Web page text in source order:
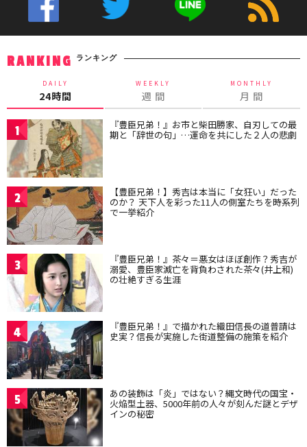
RANKING ランキング
DAILY
24時間
WEEKLY
週 間
MONTHLY
月 間
1 『豊臣兄弟！』お市と柴田勝家、自刃しての最
期と「辞世の句」…運命を共にした２人の悲劇
2 【豊臣兄弟！】秀吉は本当に「女狂い」だった
のか？ 天下人を彩った11人の側室たちを時系列
で一挙紹介
3 『豊臣兄弟！』茶々＝悪女はほぼ創作？秀吉が
溺愛、豊臣家滅亡を背負わされた茶々(井上和)
の壮絶すぎる生涯
4 『豊臣兄弟！』で描かれた織田信長の道普請は
史実？信長が実施した街道整備の施策を紹介
5 あの装飾は「炎」ではない？縄文時代の国宝・
火焔型土器、5000年前の人々が刻んだ謎とデザ
インの秘密